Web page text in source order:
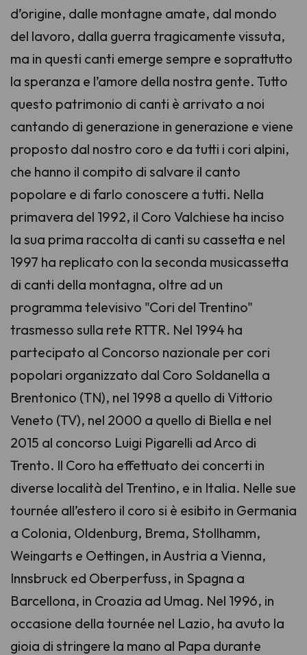
d’origine, dalle montagne amate, dal mondo
del lavoro, dalla guerra tragicamente vissuta,
ma in questi canti emerge sempre e soprattutto
la speranza e l’amore della nostra gente. Tutto
questo patrimonio di canti è arrivato a noi
cantando di generazione in generazione e viene
proposto dal nostro coro e da tutti i cori alpini,
che hanno il compito di salvare il canto
popolare e di farlo conoscere a tutti. Nella
primavera del 1992, il Coro Valchiese ha inciso
la sua prima raccolta di canti su cassetta e nel
1997 ha replicato con la seconda musicassetta
di canti della montagna, oltre ad un
programma televisivo "Cori del Trentino"
trasmesso sulla rete RTTR. Nel 1994 ha
partecipato al Concorso nazionale per cori
popolari organizzato dal Coro Soldanella a
Brentonico (TN), nel 1998 a quello di Vittorio
Veneto (TV), nel 2000 a quello di Biella e nel
2015 al concorso Luigi Pigarelli ad Arco di
Trento. Il Coro ha effettuato dei concerti in
diverse località del Trentino, e in Italia. Nelle sue
tournée all’estero il coro si è esibito in Germania
a Colonia, Oldenburg, Brema, Stollhamm,
Weingarts e Oettingen, in Austria a Vienna,
Innsbruck ed Oberperfuss, in Spagna a
Barcellona, in Croazia ad Umag. Nel 1996, in
occasione della tournée nel Lazio, ha avuto la
gioia di stringere la mano al Papa durante